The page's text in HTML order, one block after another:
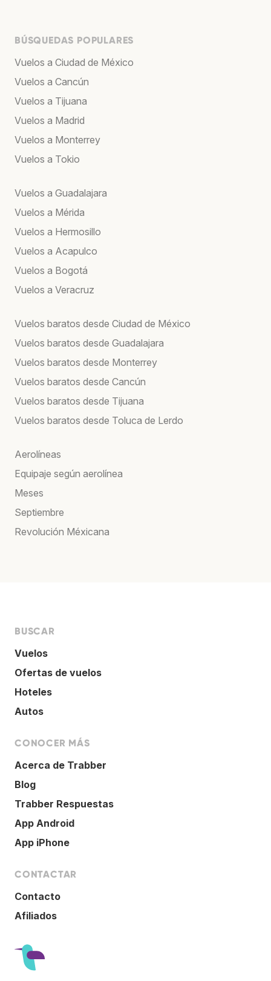
BÚSQUEDAS POPULARES
Vuelos a Ciudad de México
Vuelos a Cancún
Vuelos a Tijuana
Vuelos a Madrid
Vuelos a Monterrey
Vuelos a Tokio
Vuelos a Guadalajara
Vuelos a Mérida
Vuelos a Hermosillo
Vuelos a Acapulco
Vuelos a Bogotá
Vuelos a Veracruz
Vuelos baratos desde Ciudad de México
Vuelos baratos desde Guadalajara
Vuelos baratos desde Monterrey
Vuelos baratos desde Cancún
Vuelos baratos desde Tijuana
Vuelos baratos desde Toluca de Lerdo
Aerolíneas
Equipaje según aerolínea
Meses
Septiembre
Revolución Méxicana
BUSCAR
Vuelos
Ofertas de vuelos
Hoteles
Autos
CONOCER MÁS
Acerca de Trabber
Blog
Trabber Respuestas
App Android
App iPhone
CONTACTAR
Contacto
Afiliados